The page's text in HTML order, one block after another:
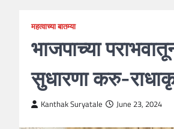
महत्वाच्या बातम्या
भाजपाच्या
सुधारणा करु-
Kanthak Suryatale June 23, 2024